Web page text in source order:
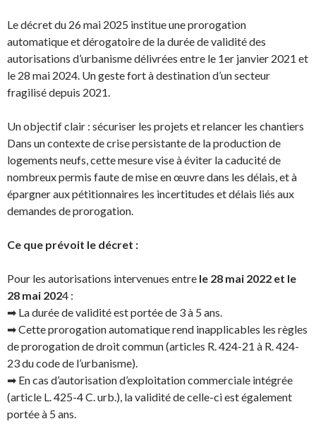
Le décret du 26 mai 2025 institue une prorogation
automatique et dérogatoire de la durée de validité des
autorisations d’urbanisme délivrées entre le 1er janvier 2021 et
le 28 mai 2024. Un geste fort à destination d’un secteur
fragilisé depuis 2021.
Un objectif clair : sécuriser les projets et relancer les chantiers
Dans un contexte de crise persistante de la production de
logements neufs, cette mesure vise à éviter la caducité de
nombreux permis faute de mise en œuvre dans les délais, et à
épargner aux pétitionnaires les incertitudes et délais liés aux
demandes de prorogation.
Ce que prévoit le décret :
Pour les autorisations intervenues entre le 28 mai 2022 et le
28 mai 2024 :
➡ La durée de validité est portée de 3 à 5 ans.
➡ Cette prorogation automatique rend inapplicables les règles
de prorogation de droit commun (articles R. 424-21 à R. 424-
23 du code de l’urbanisme).
➡ En cas d’autorisation d’exploitation commerciale intégrée
(article L. 425-4 C. urb.), la validité de celle-ci est également
portée à 5 ans.